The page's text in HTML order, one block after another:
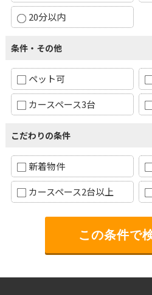
20分以内
条件・その他
ペット可
カースペース3台
こだわりの条件
新着物件
カースペース2台以上